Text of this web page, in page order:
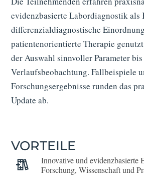
evidenzbasierte Labordiagnostik als
differenzialdiagnostische
patientenorientierte Therapie
der Auswahl sinnvoller Parameter
Verlaufsbeobachtung. Fallbeispiele
Forschungsergebnisse runden das
Update ab.
VORTEILE
Innovative und evidenzbasierte
Forschung, Wissenschaft und